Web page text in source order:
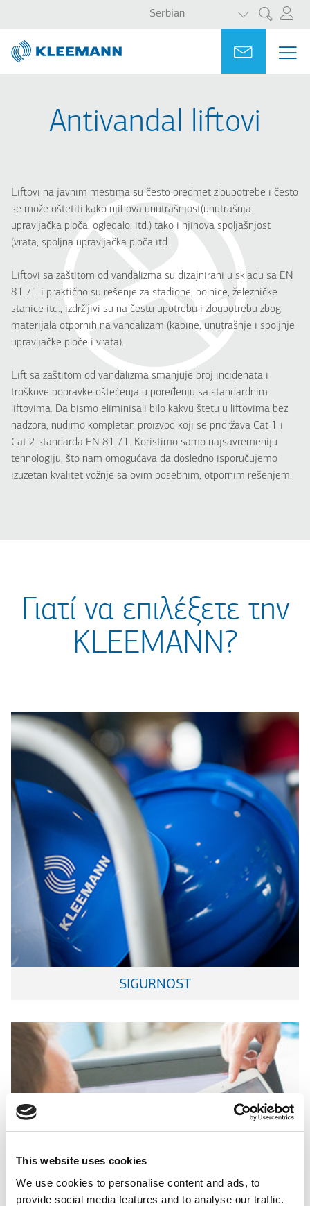
This website uses cookies
We use cookies to personalise content and ads, to
provide social media features and to analyse our traffic.
main
content
main
search
Претрага
Serbian
LIST
Ask for
Antivandal liftovi
Liftovi na javnim mestima su često predmet zloupotrebe i često
se može oštetiti kako njihova unutrašnjost(unutrašnja
upravljačka ploča, ogledalo, itd.) tako i njihova spoljašnjost
(vrata, spoljna upravljačka ploča itd.
Liftovi sa zaštitom od vandalizma su dizajnirani u skladu sa EN
81.71 i praktično su rešenje za stadione, bolnice, železničke
stanice itd., izdržljivi su na čestu upotrebu i zloupotrebu zbog
materijala otpornih na vandalizam (kabine, unutrašnje i spoljnje
upravljačke ploče i vrata).
Lift sa zaštitom od vandalizma smanjuje broj incidenata i
troškove popravke oštećenja u poređenju sa standardnim
liftovima. Da bismo eliminisali bilo kakvu štetu u liftovima bez
nadzora, nudimo kompletan proizvod koji se pridržava Cat 1 i
Cat 2 standarda EN 81.71. Koristimo samo najsavremeniju
tehnologiju, što nam omogućava da dosledno isporučujemo
izuzetan kvalitet vožnje sa ovim posebnim, otpornim rešenjem.
Γιατί να επιλέξετε την
KLEEMANN?
SIGURNOST
Portal